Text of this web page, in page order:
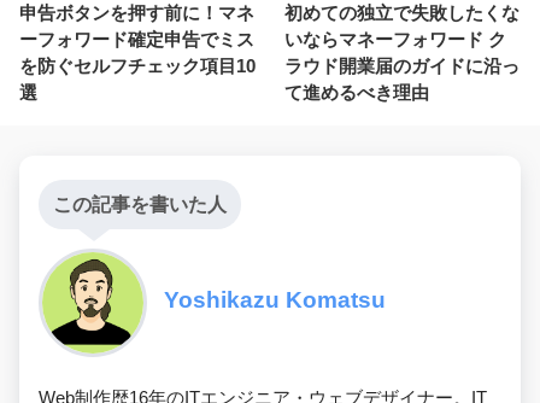
申告ボタンを押す前に！マネ
ーフォワード確定申告でミス
を防ぐセルフチェック項目10
選
初めての独立で失敗したくな
いならマネーフォワード ク
ラウド開業届のガイドに沿っ
て進めるべき理由
この記事を書いた人
Yoshikazu Komatsu
Web制作歴16年のITエンジニア・ウェブデザイナー。IT